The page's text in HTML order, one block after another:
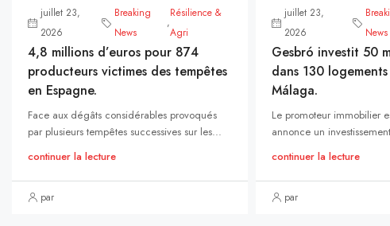
juillet 23,
2026
Breaking
News
,
Résilience &
Agri
4,8 millions d’euros pour 874
producteurs victimes des tempêtes
en Espagne.
Face aux dégâts considérables provoqués
par plusieurs tempêtes successives sur les...
continuer la lecture
par
juillet 23,
2026
News
Gesbró investit 50
dans 130
Málaga.
Le promoteur immobilier
annonce un
continuer la lecture
par